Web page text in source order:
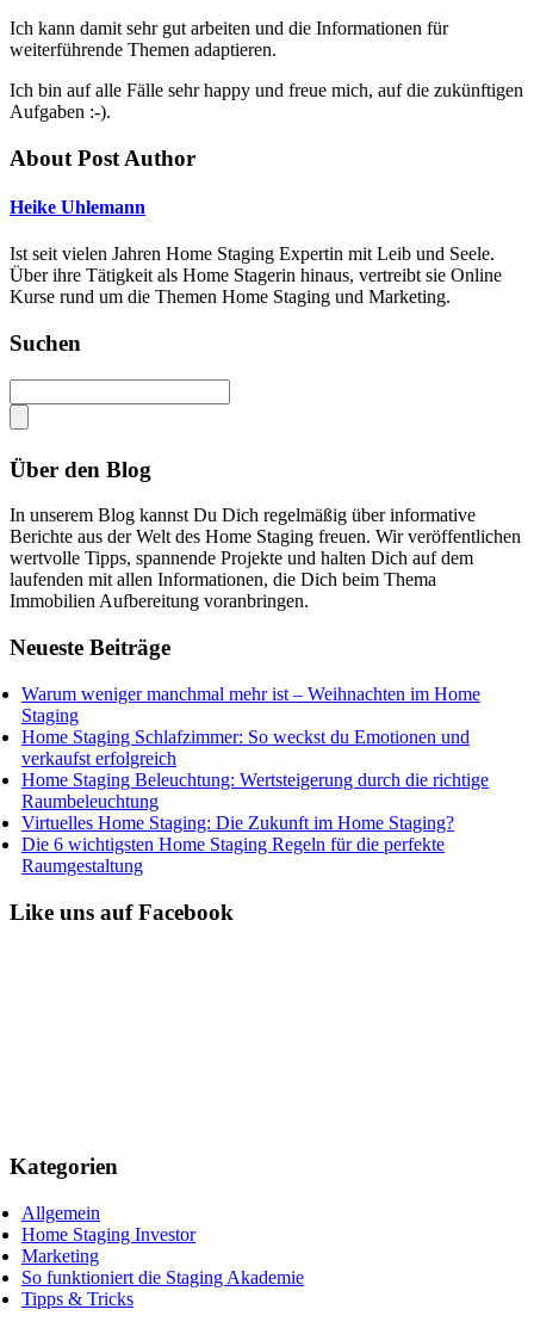
Ich kann damit sehr gut arbeiten und die Informationen für
weiterführende Themen adaptieren.
Ich bin auf alle Fälle sehr happy und freue mich, auf die zukünftigen
Aufgaben :-).
About Post Author
Heike Uhlemann
Ist seit vielen Jahren Home Staging Expertin mit Leib und Seele.
Über ihre Tätigkeit als Home Stagerin hinaus, vertreibt sie Online
Kurse rund um die Themen Home Staging und Marketing.
Suchen
Über den Blog
In unserem Blog kannst Du Dich regelmäßig über informative
Berichte aus der Welt des Home Staging freuen. Wir veröffentlichen
wertvolle Tipps, spannende Projekte und halten Dich auf dem
laufenden mit allen Informationen, die Dich beim Thema
Immobilien Aufbereitung voranbringen.
Neueste Beiträge
Warum weniger manchmal mehr ist – Weihnachten im Home
Staging
Home Staging Schlafzimmer: So weckst du Emotionen und
verkaufst erfolgreich
Home Staging Beleuchtung: Wertsteigerung durch die richtige
Raumbeleuchtung
Virtuelles Home Staging: Die Zukunft im Home Staging?
Die 6 wichtigsten Home Staging Regeln für die perfekte
Raumgestaltung
Like uns auf Facebook
Kategorien
Allgemein
Home Staging Investor
Marketing
So funktioniert die Staging Akademie
Tipps & Tricks